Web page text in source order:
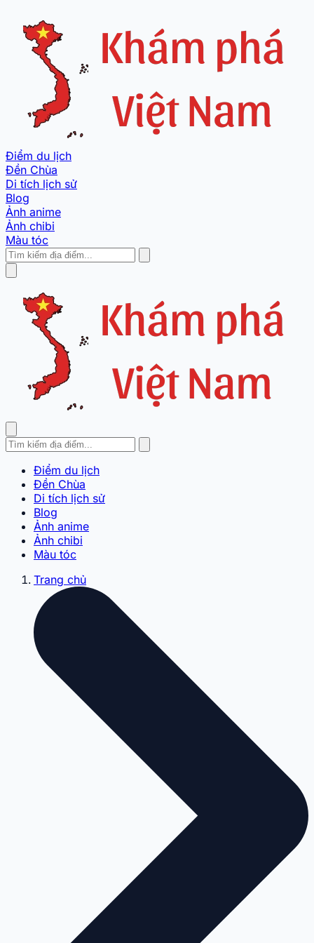
Điểm du lịch
Đền Chùa
Di tích lịch sử
Blog
Ảnh anime
Ảnh chibi
Màu tóc
Điểm du lịch
Đền Chùa
Di tích lịch sử
Blog
Ảnh anime
Ảnh chibi
Màu tóc
Trang chủ